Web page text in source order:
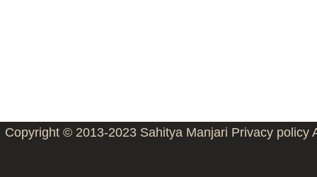
Copyright © 2013-2023 Sahitya Manjari Privacy policy